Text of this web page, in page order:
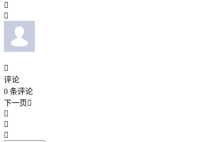



评论
0 条评论
下一页


